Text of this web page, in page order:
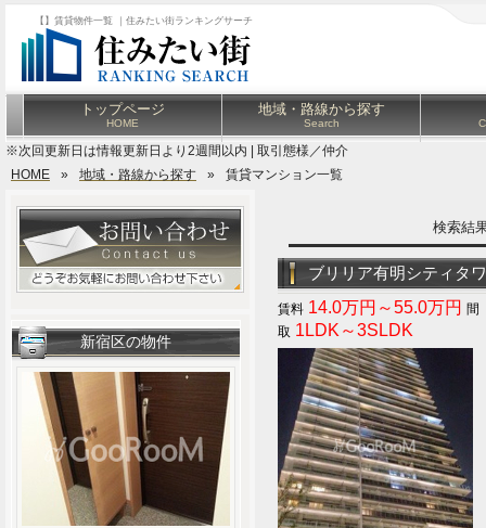
【】賃貸物件一覧 ｜住みたい街ランキングサーチ
トップページ
HOME
地域・路線から探す
Search
※次回更新日は情報更新日より2週間以内 | 取引態様／仲介
HOME
» 地域・路線から探す » 賃貸マンション一覧
検索
ブリリア有明シティタ
14.0万円～55.0万円
1LDK～3SLDK
新宿区の物件